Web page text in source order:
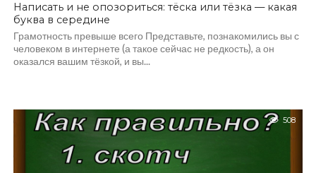
Написать и не опозориться: тёска или тёзка — какая
буква в середине
Грамотность превыше всего Представьте, познакомились вы с
человеком в интернете (а такое сейчас не редкость), а он
оказался вашим тёзкой, и вы...
508